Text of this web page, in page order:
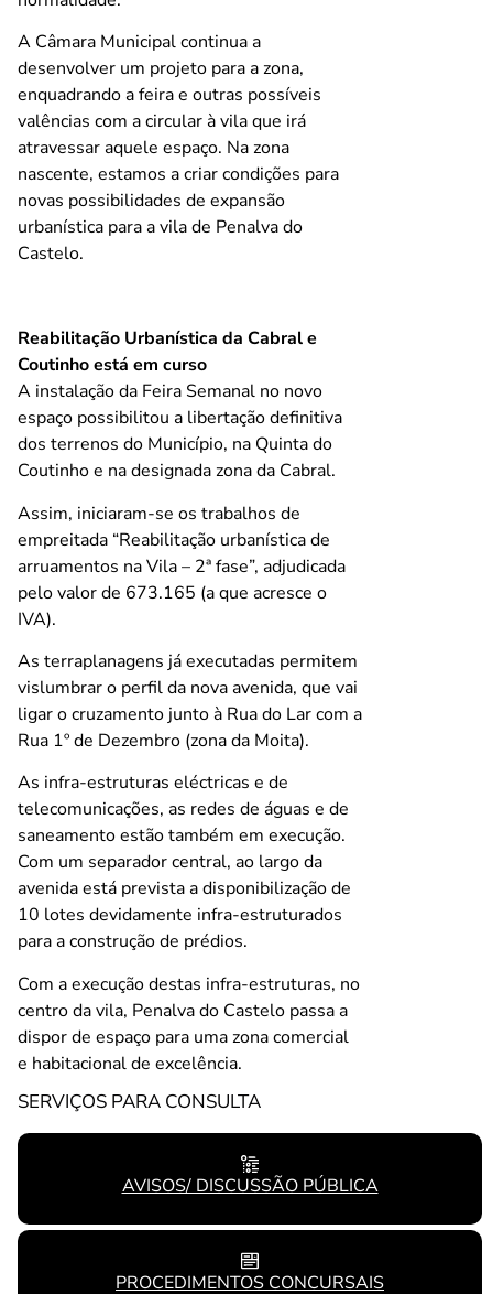
A Câmara Municipal continua a
desenvolver um projeto para a zona,
enquadrando a feira e outras possíveis
valências com a circular à vila que irá
atravessar aquele espaço. Na zona
nascente, estamos a criar condições para
novas possibilidades de expansão
urbanística para a vila de Penalva do
Castelo.
Reabilitação Urbanística da Cabral e
Coutinho está em curso
A instalação da Feira Semanal no novo
espaço possibilitou a libertação definitiva
dos terrenos do Município, na Quinta do
Coutinho e na designada zona da Cabral.
Assim, iniciaram-se os trabalhos de
empreitada “Reabilitação urbanística de
arruamentos na Vila – 2ª fase”, adjudicada
pelo valor de 673.165 (a que acresce o
IVA).
As terraplanagens já executadas permitem
vislumbrar o perfil da nova avenida, que vai
ligar o cruzamento junto à Rua do Lar com a
Rua 1º de Dezembro (zona da Moita).
As infra-estruturas eléctricas e de
telecomunicações, as redes de águas e de
saneamento estão também em execução.
Com um separador central, ao largo da
avenida está prevista a disponibilização de
10 lotes devidamente infra-estruturados
para a construção de prédios.
Com a execução destas infra-estruturas, no
centro da vila, Penalva do Castelo passa a
dispor de espaço para uma zona comercial
e habitacional de excelência.
SERVIÇOS PARA CONSULTA
AVISOS/ DISCUSSÃO PÚBLICA
PROCEDIMENTOS CONCURSAIS